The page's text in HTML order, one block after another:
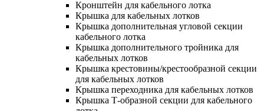
Кронштейн для кабельного лотка
Крышка для кабельных лотков
Крышка дополнительная угловой секции
кабельного лотка
Крышка дополнительного тройника для
кабельных лотков
Крышка крестовины/крестообразной секции
для кабельных лотков
Крышка переходника для кабельных лотков
Крышка Т-образной секции для кабельного